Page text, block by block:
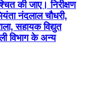
की जाए। निरीक्षण
नंदलाल चौधरी,
सहायक विद्युत
विभाग के अन्य